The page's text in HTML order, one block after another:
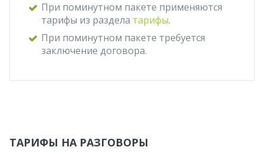
При поминутном пакете применяются
тарифы из раздела тарифы.
При поминутном пакете требуется
заключение договора.
ТАРИФЫ НА РАЗГОВОРЫ